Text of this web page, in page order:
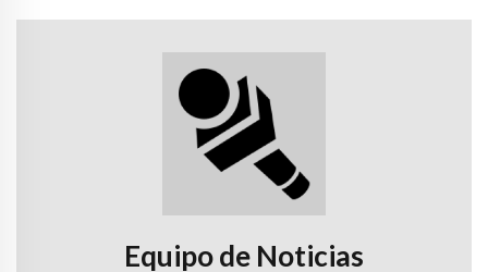
Equipo de Noticias